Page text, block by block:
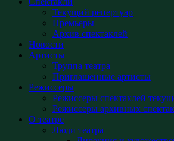
Текущий репертуар
Премьеры
Архив спектаклей
Новости
Артисты
Труппа театра
Приглашенные артисты
Режиссеры
Режиссеры спектаклей
Режиссеры архивных
О театре
Люди театра